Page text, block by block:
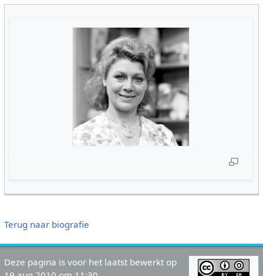
Terug naar biografie
Deze pagina is voor het laatst bewerkt op